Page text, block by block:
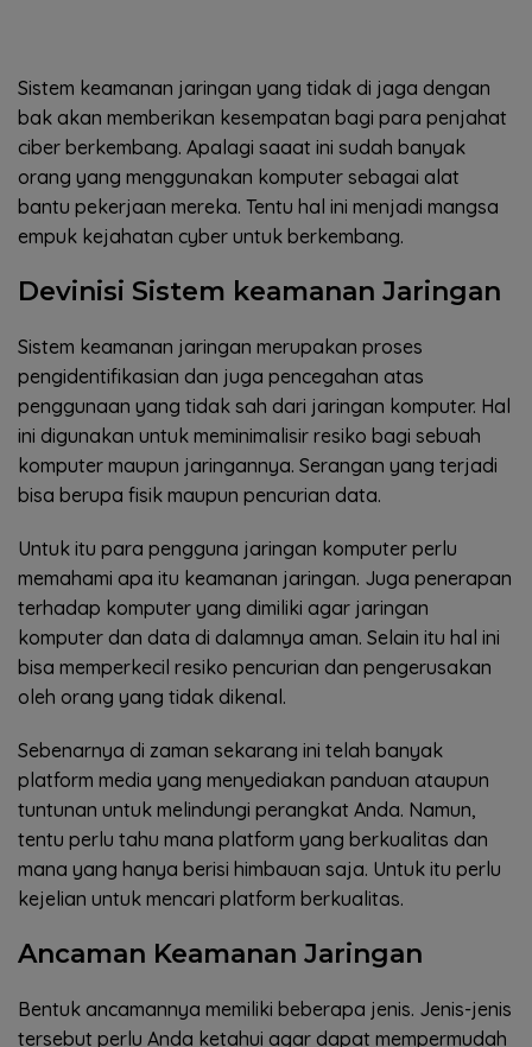
Sistem keamanan jaringan yang tidak di jaga dengan
bak akan memberikan kesempatan bagi para penjahat
ciber berkembang. Apalagi saaat ini sudah banyak
orang yang menggunakan komputer sebagai alat
bantu pekerjaan mereka. Tentu hal ini menjadi mangsa
empuk kejahatan cyber untuk berkembang.
Devinisi Sistem keamanan Jaringan
Sistem keamanan jaringan merupakan proses
pengidentifikasian dan juga pencegahan atas
penggunaan yang tidak sah dari jaringan komputer. Hal
ini digunakan untuk meminimalisir resiko bagi sebuah
komputer maupun jaringannya. Serangan yang terjadi
bisa berupa fisik maupun pencurian data.
Untuk itu para pengguna jaringan komputer perlu
memahami apa itu keamanan jaringan. Juga penerapan
terhadap komputer yang dimiliki agar jaringan
komputer dan data di dalamnya aman. Selain itu hal ini
bisa memperkecil resiko pencurian dan pengerusakan
oleh orang yang tidak dikenal.
Sebenarnya di zaman sekarang ini telah banyak
platform media yang menyediakan panduan ataupun
tuntunan untuk melindungi perangkat Anda. Namun,
tentu perlu tahu mana platform yang berkualitas dan
mana yang hanya berisi himbauan saja. Untuk itu perlu
kejelian untuk mencari platform berkualitas.
Ancaman Keamanan Jaringan
Bentuk ancamannya memiliki beberapa jenis. Jenis-jenis
tersebut perlu Anda ketahui agar dapat mempermudah